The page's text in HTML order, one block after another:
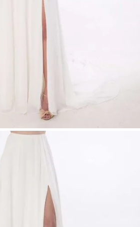
Details:
aus fließendem Chiffon
für einen edlen Auftritt
Basic Rock für optimalen
Komfort
Farbe:Ivory
Chiffon, Stretch Lining
Größen:34–48
Produktart:
Basic – Rock
in unseren Filialen
| Chiffon Brautrock
Linien Hochzeitsrock |